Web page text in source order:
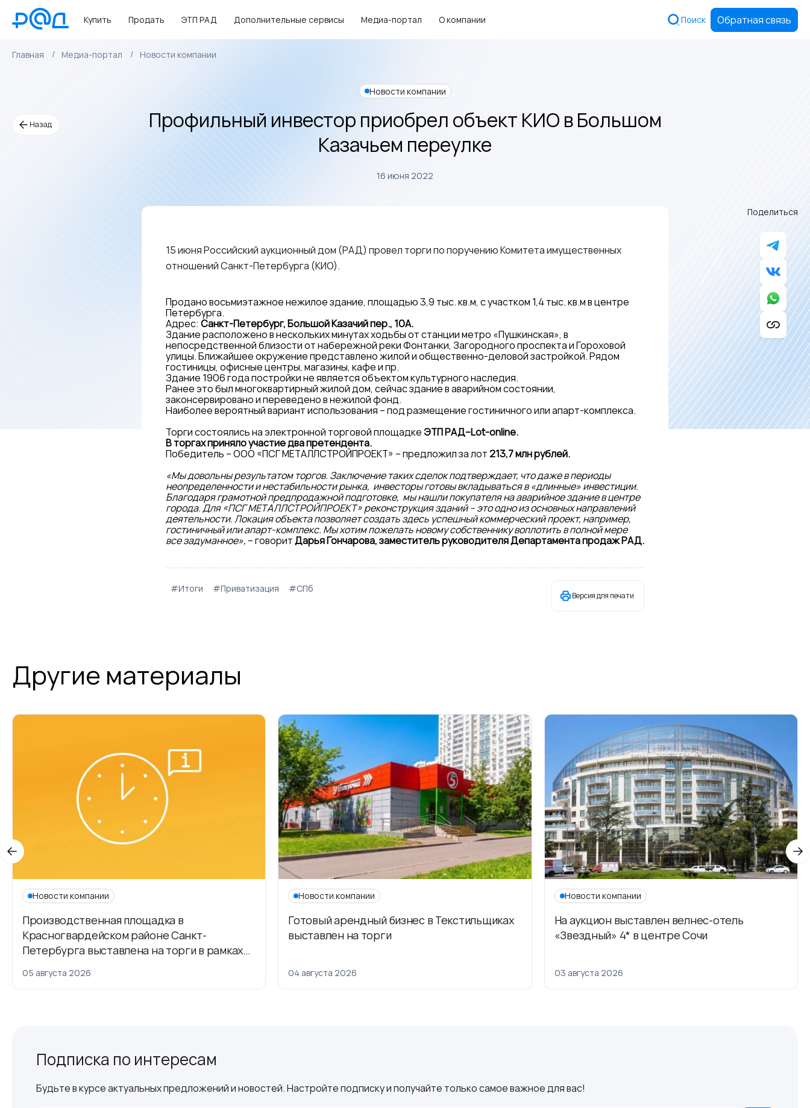
Купить Продать ЭТП РАД Дополнительные сервисы Медиа-портал О компании Поиск Обратная связь
Главная Медиа-портал Новости компании
Назад
Новости компании
Профильный инвестор приобрел объект КИО в Большом
Казачьем переулке
16 июня 2022
15 июня Российский аукционный дом (РАД) провел торги по поручению Комитета имущественных
отношений Санкт-Петербурга (КИО).
Продано восьмиэтажное нежилое здание, площадью 3,9 тыс. кв.м, с участком 1,4 тыс. кв.м в центре
Петербурга.
Адрес: Санкт-Петербург, Большой Казачий пер., 10А.
Здание расположено в нескольких минутах ходьбы от станции метро «Пушкинская», в
непосредственной близости от набережной реки Фонтанки, Загородного проспекта и Гороховой
улицы. Ближайшее окружение представлено жилой и общественно-деловой застройкой. Рядом
гостиницы, офисные центры, магазины, кафе и пр.
Здание 1906 года постройки не является объектом культурного наследия.
Ранее это был многоквартирный жилой дом, сейчас здание в аварийном состоянии,
законсервировано и переведено в нежилой фонд.
Наиболее вероятный вариант использования – под размещение гостиничного или апарт-комплекса.
Торги состоялись на электронной торговой площадкеЭТП РАД–Lot-online.
В торгах приняло участие два претендента.
Победитель – ООО «ПСГ МЕТАЛЛСТРОЙПРОЕКТ» – предложил за лот213,7 млн рублей.
«Мы довольны результатом торгов. Заключение таких сделок подтверждает, что даже в периоды
неопределенности и нестабильности рынка, инвесторы готовы вкладываться в «длинные» инвестиции.
Благодаря грамотной предпродажной подготовке, мы нашли покупателя на аварийное здание в центре
города. Для «ПСГ МЕТАЛЛСТРОЙПРОЕКТ» реконструкция зданий – это одно из основных направлений
деятельности. Локация объекта позволяет создать здесь успешный коммерческий проект, например,
гостиничный или апарт-комплекс. Мы хотим пожелать новому собственнику воплотить в полной мере
все задуманное», – говоритДарья Гончарова, заместитель руководителя Департамента продаж РАД.
#Итоги #Приватизация #СПб
Версия для печати
Поделиться
Другие материалы
Новости компании
Производственная площадка в
Красногвардейском районе Санкт-
Петербурга выставлена на торги в рамках
05 августа 2026
Новости компании
Готовый арендный бизнес в Текстильщиках
выставлен на торги
04 августа 2026
Новости компании
На аукцион выставлен велнес-отель
«Звездный» 4* в центре Сочи
03 августа 2026
Подписка по интересам
Будьте в курсе актуальных предложений и новостей. Настройте подписку и получайте только самое важное для вас!